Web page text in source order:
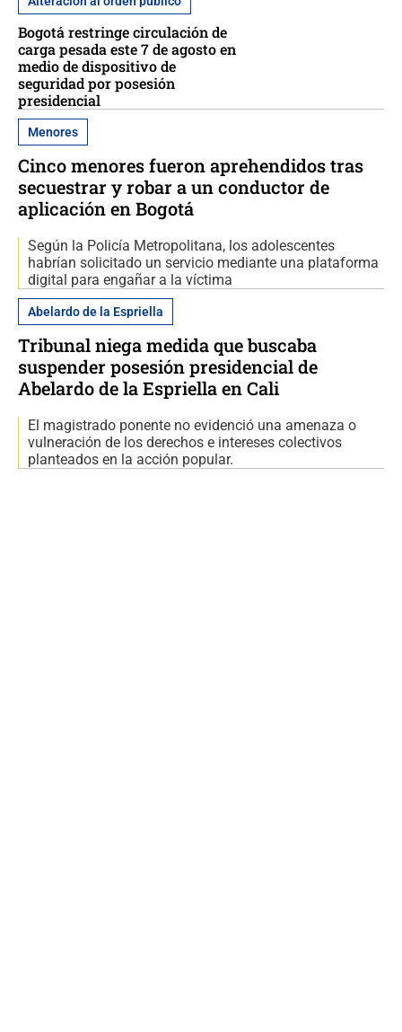
Bogotá restringe circulación de
carga pesada este 7 de agosto en
medio de dispositivo de
seguridad por posesión
presidencial
Menores
Cinco menores fueron aprehendidos tras
secuestrar y robar a un conductor de
aplicación en Bogotá
Según la Policía Metropolitana, los adolescentes
habrían solicitado un servicio mediante una plataforma
digital para engañar a la víctima
Abelardo de la Espriella
Tribunal niega medida que buscaba
suspender posesión presidencial de
Abelardo de la Espriella en Cali
El magistrado ponente no evidenció una amenaza o
vulneración de los derechos e intereses colectivos
planteados en la acción popular.